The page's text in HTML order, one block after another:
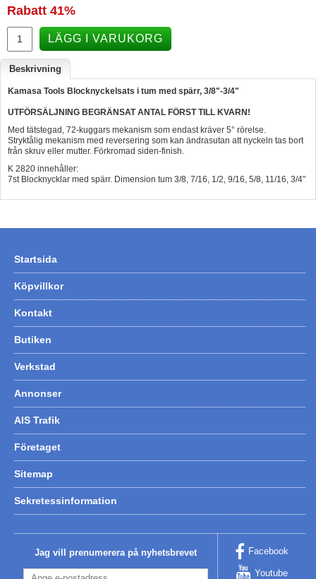
CTEK - Batteriladdare
Webasto - Dieselvärmare
Kamasa Tools - Verktyg
Calix - Packline - Takboxar
Thule - Lasthållare
LAGERRENSING
Begagnade Motorer & Båtar
Rabatt 41%
LÄGG I VARUKORG
Beskrivning
Kamasa Tools Blocknyckelsats i tum med spärr, 3/8"-3/4"
UTFÖRSÄLJNING BEGRÄNSAT ANTAL FÖRST TILL KVARN!
Med tätstegad, 72-kuggars mekanism som endast kräver 5° rörelse.
Stryktålig mekanism med reversering som kan ändrasutan att nyckeln tas bort
från skruv eller mutter. Förkromad siden-finish.
K 2820 innehåller:
7st Blocknycklar med spärr. Dimension tum 3/8, 7/16, 1/2, 9/16, 5/8, 11/16, 3/4"
Startsida
Köpvillkor
Kontakt
Butiken
Verkstad
Annonser
AIS Trafik
Företaget
Sitemap
Sekretessinformation
Jag vill prenumerera på nyhetsbrevet Facebook
Youtube